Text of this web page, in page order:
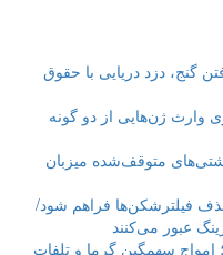
دزد دریایی با حقوق
وارث ژن‌هایی از دو گونه
متوقف‌شده میزبان
فیلترشکن‌ها فراهم شود/
عبور می‌کنند
امواج سهمگین گرما و تلفات